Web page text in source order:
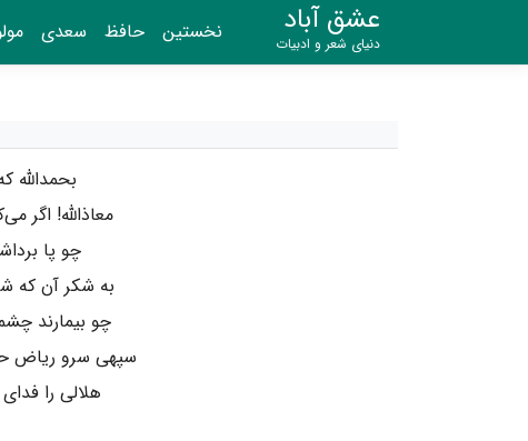
عشق آباد
دنیای شعر و ادبیات نخستین حافظ سعدی
بحمدالله
معاذالله!
چو پا
به شکر آن که
چو بیمارند
سپهی سرو ریاض
هلالی را